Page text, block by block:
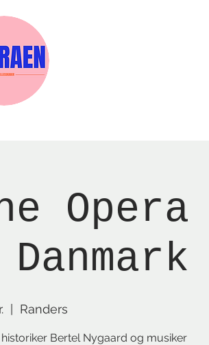
Opera
Randers
Bertel Nygaard og musiker